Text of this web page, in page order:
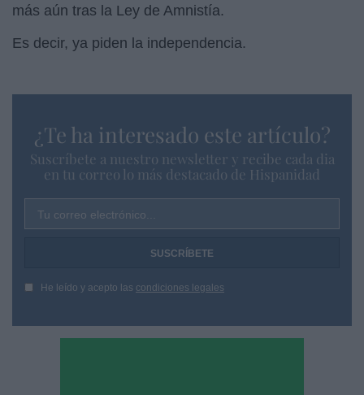
más aún tras la Ley de Amnistía.
Es decir, ya piden la independencia.
¿Te ha interesado este artículo?
Suscríbete a nuestro newsletter y recibe cada dia
en tu correo lo más destacado de Hispanidad
Tu correo electrónico...
He leído y acepto las condiciones legales